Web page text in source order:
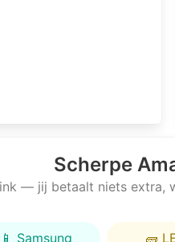
Scherpe
— jij betaalt niets extra,
📱 Samsung 🧱